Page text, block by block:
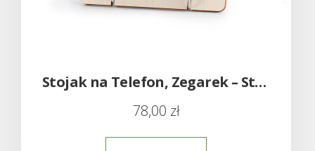
Stojak na Telefon, Zegarek – Stacja do ładowania
78,00 zł